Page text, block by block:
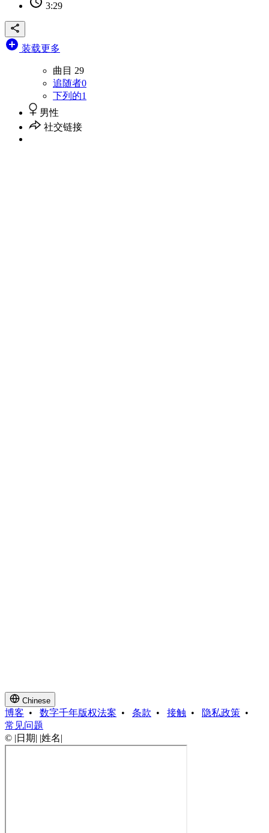
3:29
装载更多
曲目 29
追随者0
下列的1
男性
社交链接
Chinese
博客 • 数字千年版权法案 • 条款 • 接触 • 隐私政策 •
常见问题
© |日期| |姓名|